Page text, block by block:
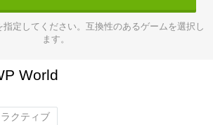
指定してください。互換性のあるゲームを選択し
ます。
World
クティブ